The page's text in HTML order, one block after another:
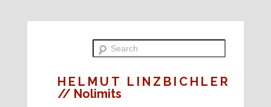
HELMUT LINZBICHLER
// Nolimits